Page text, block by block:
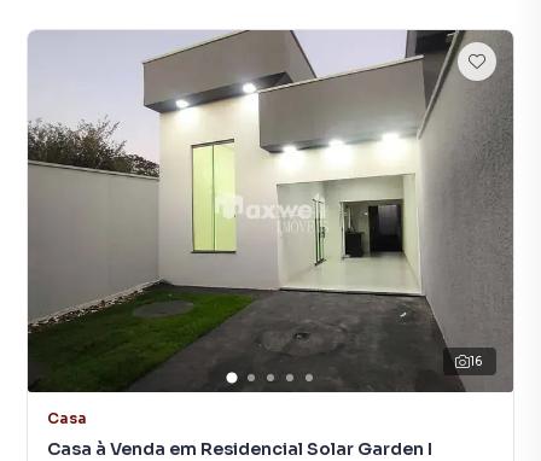
16
Casa
Casa à Venda em Residencial Solar Garden I